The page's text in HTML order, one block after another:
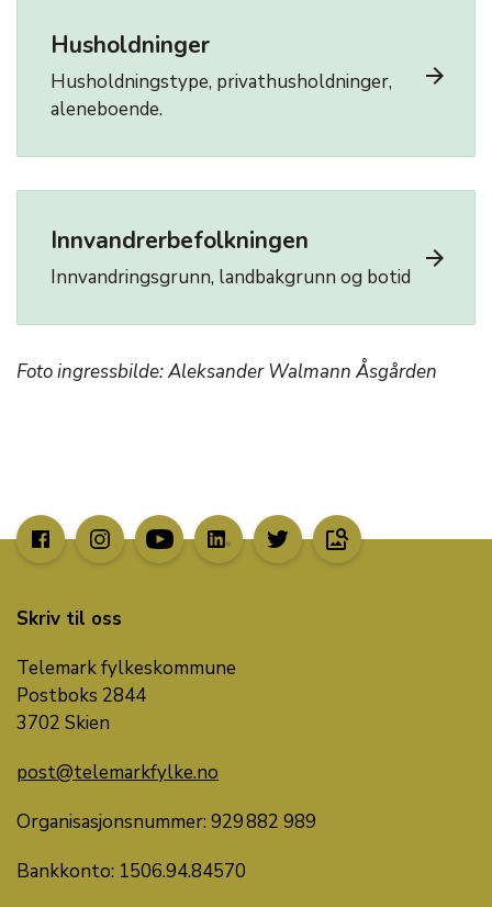
Husholdninger
Husholdningstype, privathusholdninger,
aleneboende.
arrow_forward
Innvandrerbefolkningen
Innvandringsgrunn, landbakgrunn og botid
arrow_forward
Foto ingressbilde: Aleksander Walmann Åsgården
image_search
Skriv til oss
Telemark fylkeskommune
Postboks 2844
3702 Skien
post@telemarkfylke.no
Organisasjonsnummer: 929 882 989
Bankkonto: 1506.94.84570